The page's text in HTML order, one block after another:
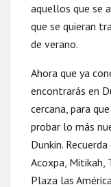
aquellos que se
que se quieran
de verano.
Ahora que ya
encontrarás en
cercana, para
probar lo más
Dunkin.
Acoxpa, Mitikah,
Plaza las